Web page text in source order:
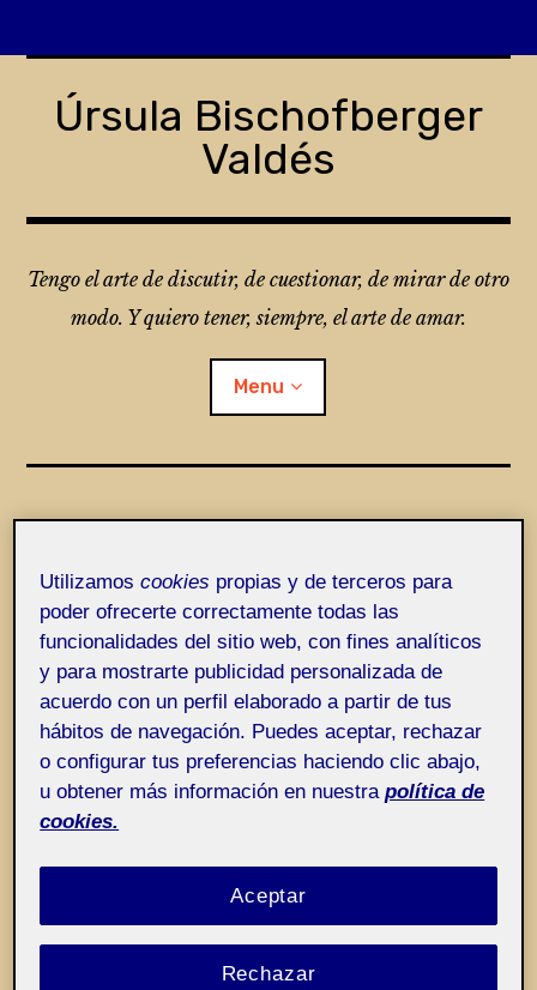
contentÚrsula Bischofberger
Valdés
Tengo el arte de discutir, de cuestionar, de mirar de otro
modo. Y quiero tener, siempre, el arte de amar.
Menu
Utilizamoscookies propias y de terceros para
poder ofrecerte correctamente todas las
funcionalidades del sitio web, con fines analíticos
y para mostrarte publicidad personalizada de
acuerdo con un perfil elaborado a partir de tus
hábitos de navegación. Puedes aceptar, rechazar
o configurar tus preferencias haciendo clic abajo,
u obtener más información en nuestra política de
cookies.
Rechazar
Aceptar